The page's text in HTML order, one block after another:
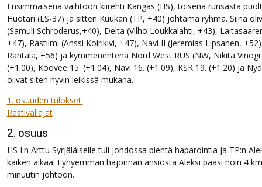
Ensimmäisenä vaihtoon kiirehti Kangas (HS), toisena runsasta
Huotari (LS-37) ja sitten Kuukan (TP, +40) johtama ryhmä. Siinä
(Samuli Schroderus,+40), Delta (Vilho Loukkalahti, +43),
+47), Rastiimi (Anssi Koirikivi, +47), Navi II (Jeremias Lipsanen,
Rantala, +56) ja kymmenentenä Nord West RUS (NW, Nikita
(+1.00), Koovee 15. (+1.04), Navi 16. (+1.09), KSK 19. (+1.20) ja
olivat siten hyvin leikissä mukana.
1. osuuden tulokset.
Rastiväliajat
2. osuus
HS I:n Arttu Syrjäläiselle tuli johdossa pientä haparointia ja TP:n
kaiken aikaa. Lyhyemmän hajonnan ansiosta Aleksi pääsi noin 4
minuutin johtoon.